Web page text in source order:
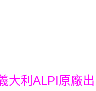
大利ALPI原廠